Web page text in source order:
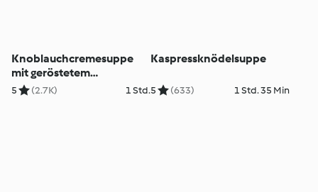
Knoblauchcremesuppe
mit geröstetem
Bauernbrot
5 (2.7K) 1 Std.
Kaspressknödelsuppe
5 (633) 1 Std. 35 Min